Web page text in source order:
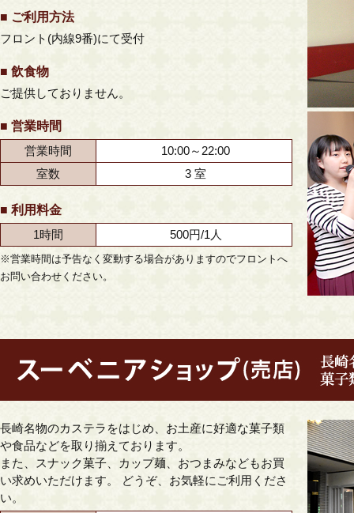
■ ご利用方法
フロント(内線9番)にて受付
■ 飲食物
ご提供しておりません。
■ 営業時間
営業時間
10:00～22:00
室数
3 室
■ 利用料金
1時間
500円/1人
※営業時間は予告なく変動する場合がありますのでフロントへ
お問い合わせください。
長崎名物のカステラをはじめ、お土産に好適な菓子類
や食品などを取り揃えております。
また、スナック菓子、カップ麺、おつまみなどもお買
い求めいただけます。 どうぞ、お気軽にご利用くださ
い。